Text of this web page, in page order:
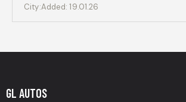
City:Added: 19.01.26
GL AUTOS